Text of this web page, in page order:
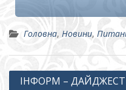
Головна, Новини,
Навігація
ІНФОРМ – ДАЙДЖЕСТ